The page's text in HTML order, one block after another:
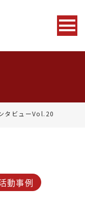
タビューVol.20
動事例